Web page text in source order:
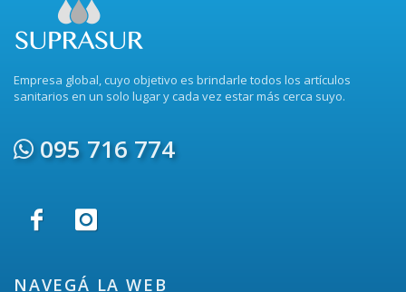
Empresa global, cuyo objetivo es brindarle todos los artículos
sanitarios en un solo lugar y cada vez estar más cerca suyo.
095 716 774
NAVEGÁ LA WEB